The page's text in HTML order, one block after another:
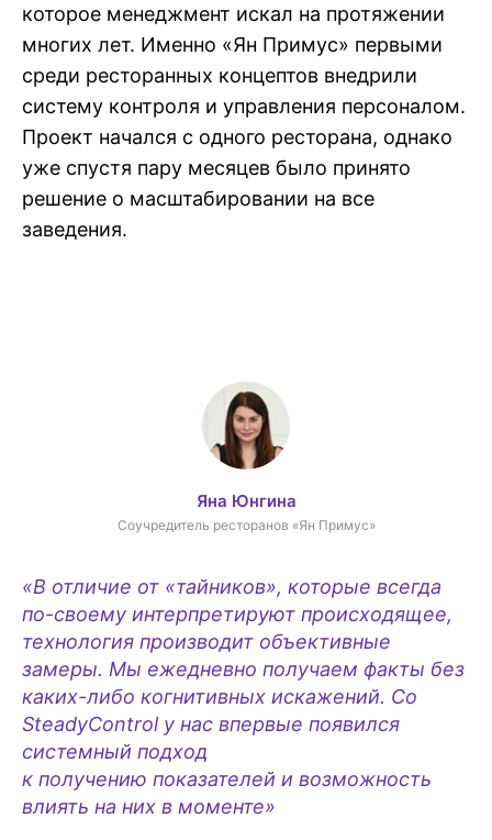
которое менеджмент искал на протяжении
многих лет. Именно «Ян Примус» первыми
среди ресторанных концептов внедрили
систему контроля и управления персоналом.
Проект начался с одного ресторана, однако
уже спустя пару месяцев было принято
решение о масштабировании на все
заведения.
Яна Юнгина
Соучредитель ресторанов «Ян Примус»
«В отличие от «тайников», которые всегда
по-своему интерпретируют происходящее,
технология производит объективные
замеры. Мы ежедневно получаем факты без
каких-либо когнитивных искажений. Со
SteadyControl у нас впервые появился
системный подход
к получению показателей и возможность
влиять на них в моменте»